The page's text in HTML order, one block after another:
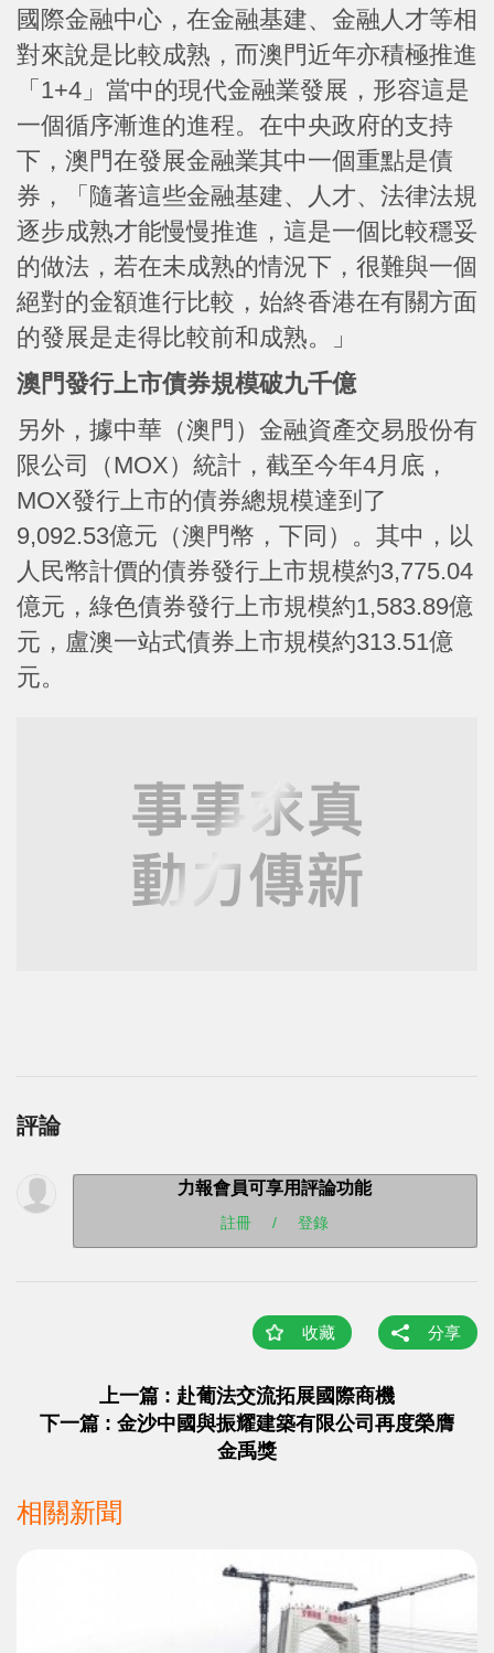
國際金融中心，在金融基建、金融人才等相
對來說是比較成熟，而澳門近年亦積極推進
「1+4」當中的現代金融業發展，形容這是
一個循序漸進的進程。在中央政府的支持
下，澳門在發展金融業其中一個重點是債
券，「隨著這些金融基建、人才、法律法規
逐步成熟才能慢慢推進，這是一個比較穩妥
的做法，若在未成熟的情況下，很難與一個
絕對的金額進行比較，始終香港在有關方面
的發展是走得比較前和成熟。」
澳門發行上市債券規模破九千億
另外，據中華（澳門）金融資產交易股份有
限公司（MOX）統計，截至今年4月底，
MOX發行上市的債券總規模達到了
9,092.53億元（澳門幣，下同）。其中，以
人民幣計價的債券發行上市規模約3,775.04
億元，綠色債券發行上市規模約1,583.89億
元，盧澳一站式債券上市規模約313.51億
元。
評論
力報會員可享用評論功能
註冊 / 登錄
收藏 分享
上一篇 : 赴葡法交流拓展國際商機
下一篇 : 金沙中國與振耀建築有限公司再度榮膺
金禹獎
相關新聞